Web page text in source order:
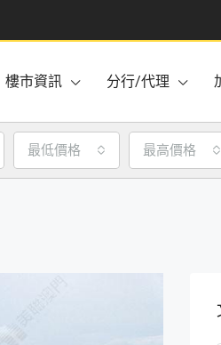
樓市資訊 分行/代理
最低價格 最高價格